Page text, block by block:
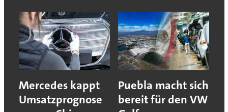
Mercedes kappt
Umsatzprognose
Puebla macht sich
bereit für den VW